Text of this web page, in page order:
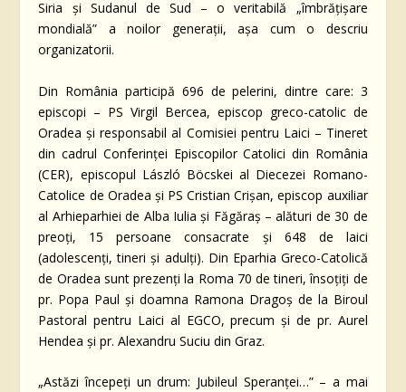
Siria și Sudanul de Sud – o veritabilă „îmbrățișare
mondială” a noilor generații, așa cum o descriu
organizatorii.
Din România participă 696 de pelerini, dintre care: 3
episcopi – PS Virgil Bercea, episcop greco-catolic de
Oradea și responsabil al Comisiei pentru Laici – Tineret
din cadrul Conferinței Episcopilor Catolici din România
(CER), episcopul László Böcskei al Diecezei Romano-
Catolice de Oradea și PS Cristian Crișan, episcop auxiliar
al Arhieparhiei de Alba Iulia și Făgăraș – alături de 30 de
preoți, 15 persoane consacrate și 648 de laici
(adolescenți, tineri și adulți). Din Eparhia Greco-Catolică
de Oradea sunt prezenți la Roma 70 de tineri, însoțiți de
pr. Popa Paul și doamna Ramona Dragoș de la Biroul
Pastoral pentru Laici al EGCO, precum și de pr. Aurel
Hendea și pr. Alexandru Suciu din Graz.
„Astăzi începeți un drum: Jubileul Speranței…” – a mai